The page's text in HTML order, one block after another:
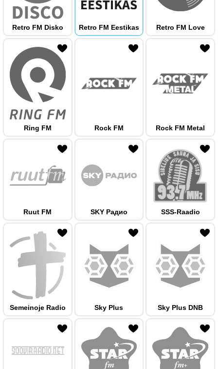
Retro FM Disko Retro FM Eestikas Retro FM Love
Ring FM Rock FM Rock FM Metal
Ruut FM SKY Радио SSS-Raadio
Semeinoje Radio Sky Plus Sky Plus DNB